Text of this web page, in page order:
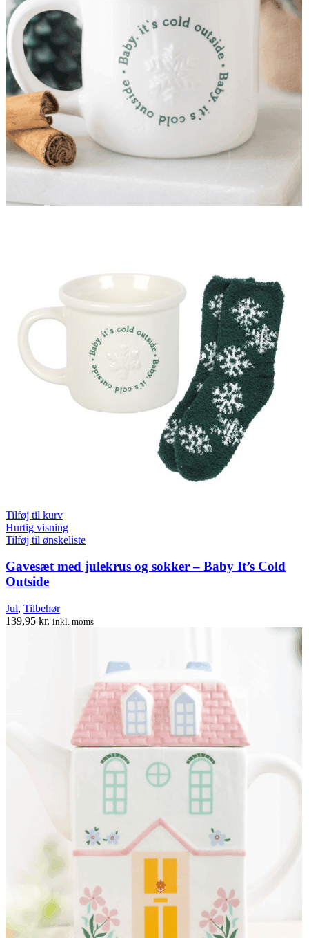
Tilføj til kurv
Hurtig visning
Tilføj til ønskeliste
Gavesæt med julekrus og sokker – Baby It’s Cold
Outside
Jul, Tilbehør
139,95 kr. inkl. moms